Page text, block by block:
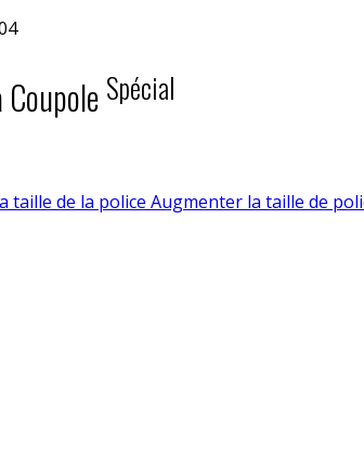
Spécial
taille de la police Augmenter la taille de